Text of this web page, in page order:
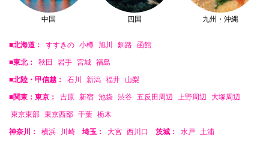
中国 四国 九州・沖縄
■北海道： すすきの 小樽 旭川 釧路 函館
■東北： 秋田 岩手 宮城 福島
■北陸・甲信越： 石川 新潟 福井 山梨
■関東：東京： 吉原 新宿 池袋 渋谷 五反田周辺 上野周辺 大塚周辺
東京東部 東京西部 千葉 栃木
神奈川： 横浜 川崎 埼玉： 大宮 西川口 茨城： 水戸 土浦